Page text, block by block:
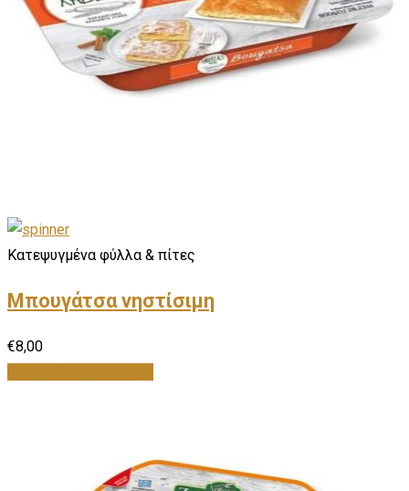
Κατεψυγμένα φύλλα & πίτες
Μπουγάτσα νηστίσιμη
€8,00